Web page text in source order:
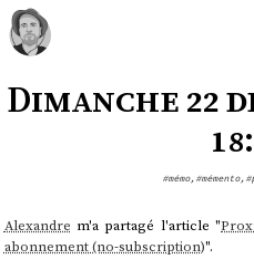
Dimanche 22
#mémo, #mémento,
Alexandre m'a partagé l'article "
abonnement (no-subscription)".